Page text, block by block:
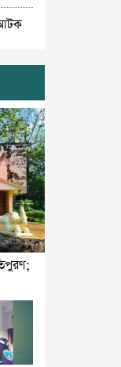
আটক